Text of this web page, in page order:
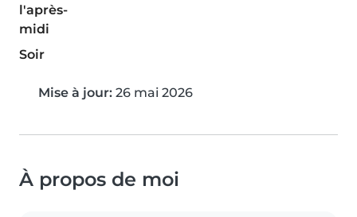
l'après-
midi
Soir
Mise à jour: 26 mai 2026
À propos de moi